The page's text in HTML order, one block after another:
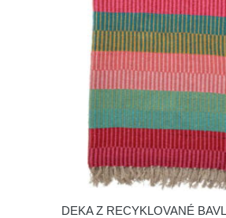
DEKA Z RECYKLOVANÉ